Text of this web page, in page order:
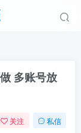
多账号放
关注 私信